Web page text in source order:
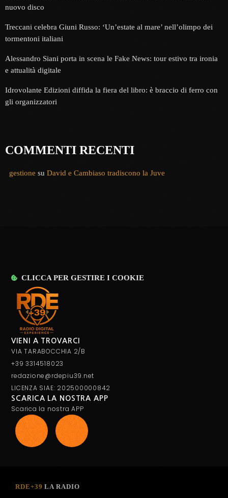
nuovo disco
Treccani celebra Giuni Russo: ‘Un’estate al mare’ nell’olimpo dei
tormentoni italiani
Alessandro Siani porta in scena le Fake News: tour estivo tra ironia
e attualità digitale
Idrovolante Edizioni diffida la fiera del libro: è braccio di ferro con
gli organizzatori
COMMENTI RECENTI
gestione su David e Cambiaso tradiscono la Juve
CLICCA PER GESTIRE I COOKIE
VIENI A TROVARCI
VIA TARABOCCHIA 2/B
+39 3314518023
redazione@rdepiu39.net
LICENZA SIAE: 202500000842
SCARICA LA NOSTRA APP
Scarica la nostra APP
RDE+39LA RADIO